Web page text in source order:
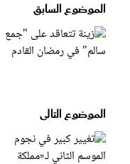
الموضوع السابق
الموضوع التالى